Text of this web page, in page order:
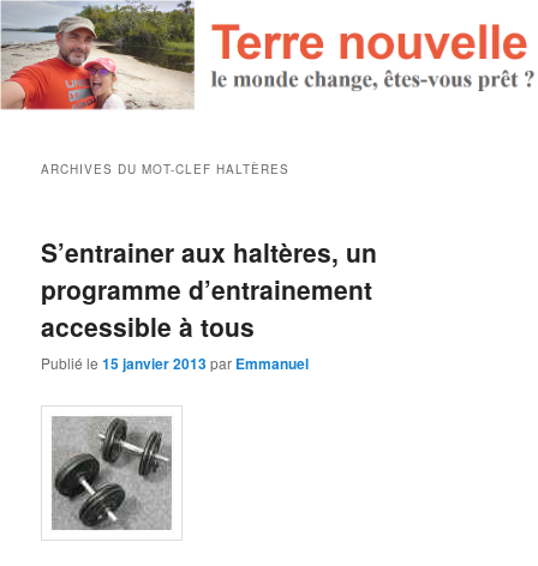
ARCHIVES DU MOT-CLEFHALTÈRES
S’entrainer aux haltères, un
programme d’entrainement
accessible à tous
Publié le15 janvier 2013par Emmanuel